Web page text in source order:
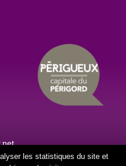
les statistiques du site et